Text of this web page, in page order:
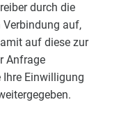
durch die
auf,
auf diese zur
Anfrage
Einwilligung